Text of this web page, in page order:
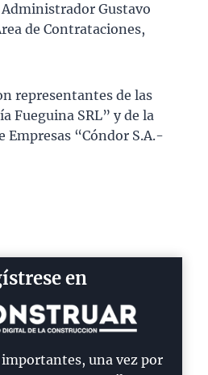
Gustavo
de Contrataciones,
representantes de las
Fueguina SRL” y de la
“Cóndor S.A.-
en
una vez por